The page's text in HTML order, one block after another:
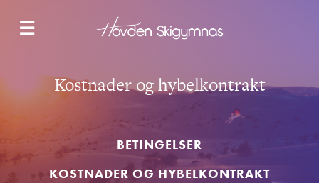
LANGRENN
SNOWBOARD & FREESKI
HYBELBYGG
OM OSS
SØK NÅ
☰
Kostnader og hybelkontrakt
BETINGELSER
KOSTNADER OG HYBELKONTRAKT